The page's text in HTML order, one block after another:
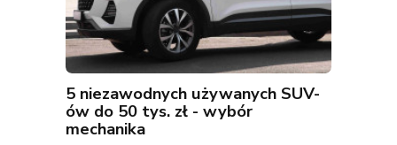
5 niezawodnych używanych SUV-
ów do 50 tys. zł - wybór
mechanika